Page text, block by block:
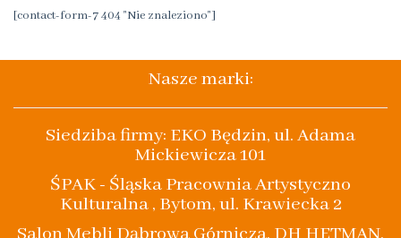
[contact-form-7 404 "Nie znaleziono"]
Nasze marki:
Siedziba firmy: EKO Będzin, ul. Adama
Mickiewicza 101
ŚPAK - Śląska Pracownia Artystyczno
Kulturalna , Bytom, ul. Krawiecka 2